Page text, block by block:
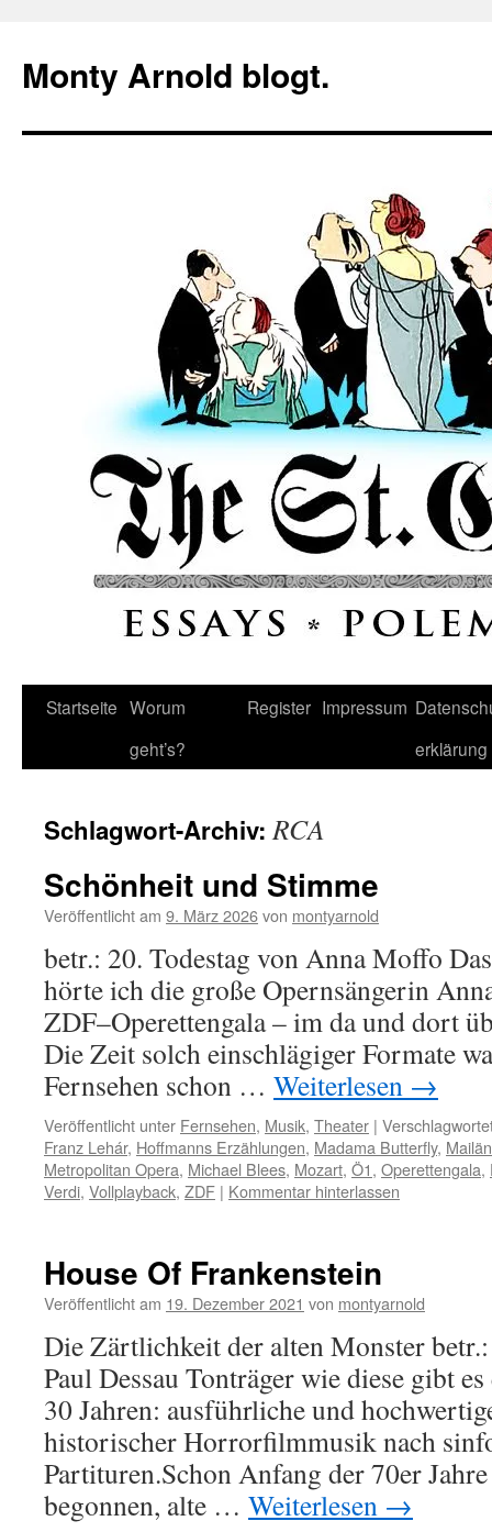
springen
Monty Arnold blogt.
Startseite Worum
geht’s?
Register Impressum
erklärung
Schlagwort-Archiv:RCA
Schönheit und Stimme
Veröffentlicht am 9. März 2026von montyarnold
betr.: 20. Todestag von Anna Moffo
hörte ich die große Opernsängerin
ZDF–Operettengala – im da und dort
Die Zeit solch einschlägiger Formate
Fernsehen schon … Weiterlesen →
Veröffentlicht unter Fernsehen, Musik, Theater |
Franz Lehár, Hoffmanns Erzählungen, Madama Butterfly,
Metropolitan Opera, Michael Blees, Mozart, Ö1, Operettengala,
Verdi, Vollplayback, ZDF | Kommentar hinterlassen
House Of Frankenstein
Veröffentlicht am 19. Dezember 2021 von montyarnold
Die Zärtlichkeit der alten Monster
Paul Dessau Tonträger wie diese gibt
30 Jahren: ausführliche und
historischer Horrorfilmmusik nach
Partituren.Schon Anfang der 70er
begonnen, alte … Weiterlesen →